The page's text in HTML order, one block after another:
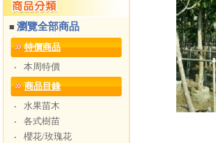
■瀏覽全部商品
特價商品
‧
本周特價
商品目錄
‧
水果苗木
‧
各式樹苗
‧
櫻花/玫瑰花